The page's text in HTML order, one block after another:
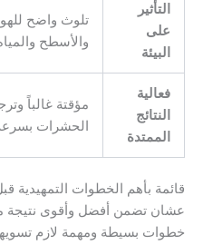
التأثير
على
البيئة
تلوث واضح
والأسطح
فعالية
النتائج
الممتدة
مؤقتة غالباً
الحشرات
قائمة بأهم الخطوات التمهيدية
عشان تضمن أفضل وأقوى نتيجة من
خطوات بسيطة ومهمة لازم